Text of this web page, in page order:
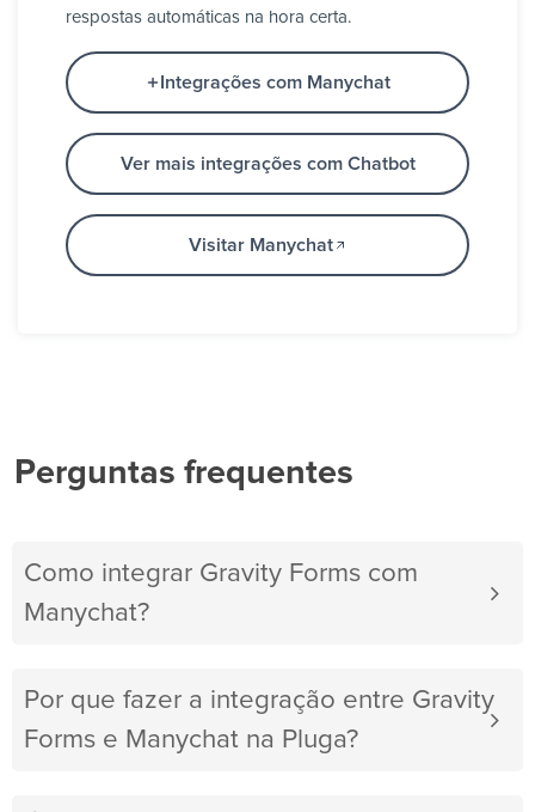
respostas automáticas na hora certa.
Integrações com Manychat
Ver mais integrações com Chatbot
Visitar Manychat
Perguntas frequentes
Como integrar Gravity Forms com
Manychat?
Por que fazer a integração entre Gravity
Forms e Manychat na Pluga?